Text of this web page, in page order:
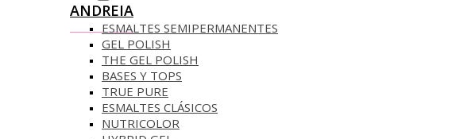
ANDREIA
ESMALTES SEMIPERMANENTES
GEL POLISH
THE GEL POLISH
BASES Y‎ TOPS
TRUE PURE
ESMALTES CLÁSICOS
NUTRICOLOR